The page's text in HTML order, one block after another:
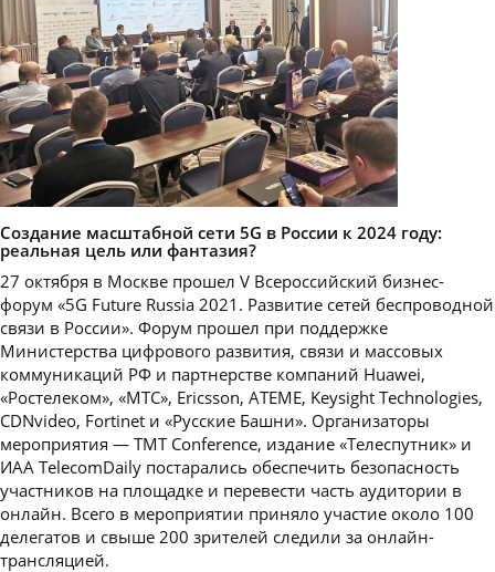
Создание масштабной сети 5G в России к 2024 году:
реальная цель или фантазия?
27 октября в Москве прошел V Всероссийский бизнес-
форум «5G Future Russia 2021. Развитие сетей беспроводной
связи в России». Форум прошел при поддержке
Министерства цифрового развития, связи и массовых
коммуникаций РФ и партнерстве компаний Huawei,
«Ростелеком», «МТС», Ericsson, ATEME, Keysight Technologies,
CDNvideo, Fortinet и «Русские Башни». Организаторы
мероприятия — TMT Conference, издание «Телеспутник» и
ИАА TelecomDaily постарались обеспечить безопасность
участников на площадке и перевести часть аудитории в
онлайн. Всего в мероприятии приняло участие около 100
делегатов и свыше 200 зрителей следили за онлайн-
трансляцией.